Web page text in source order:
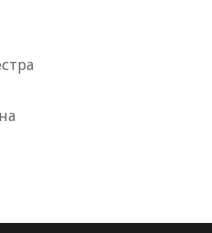
сестра
Викторовна